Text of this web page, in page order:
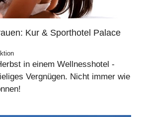
Kur & Sporthotel Palace
in einem Wellnesshotel -
Vergnügen. Nicht immer wie